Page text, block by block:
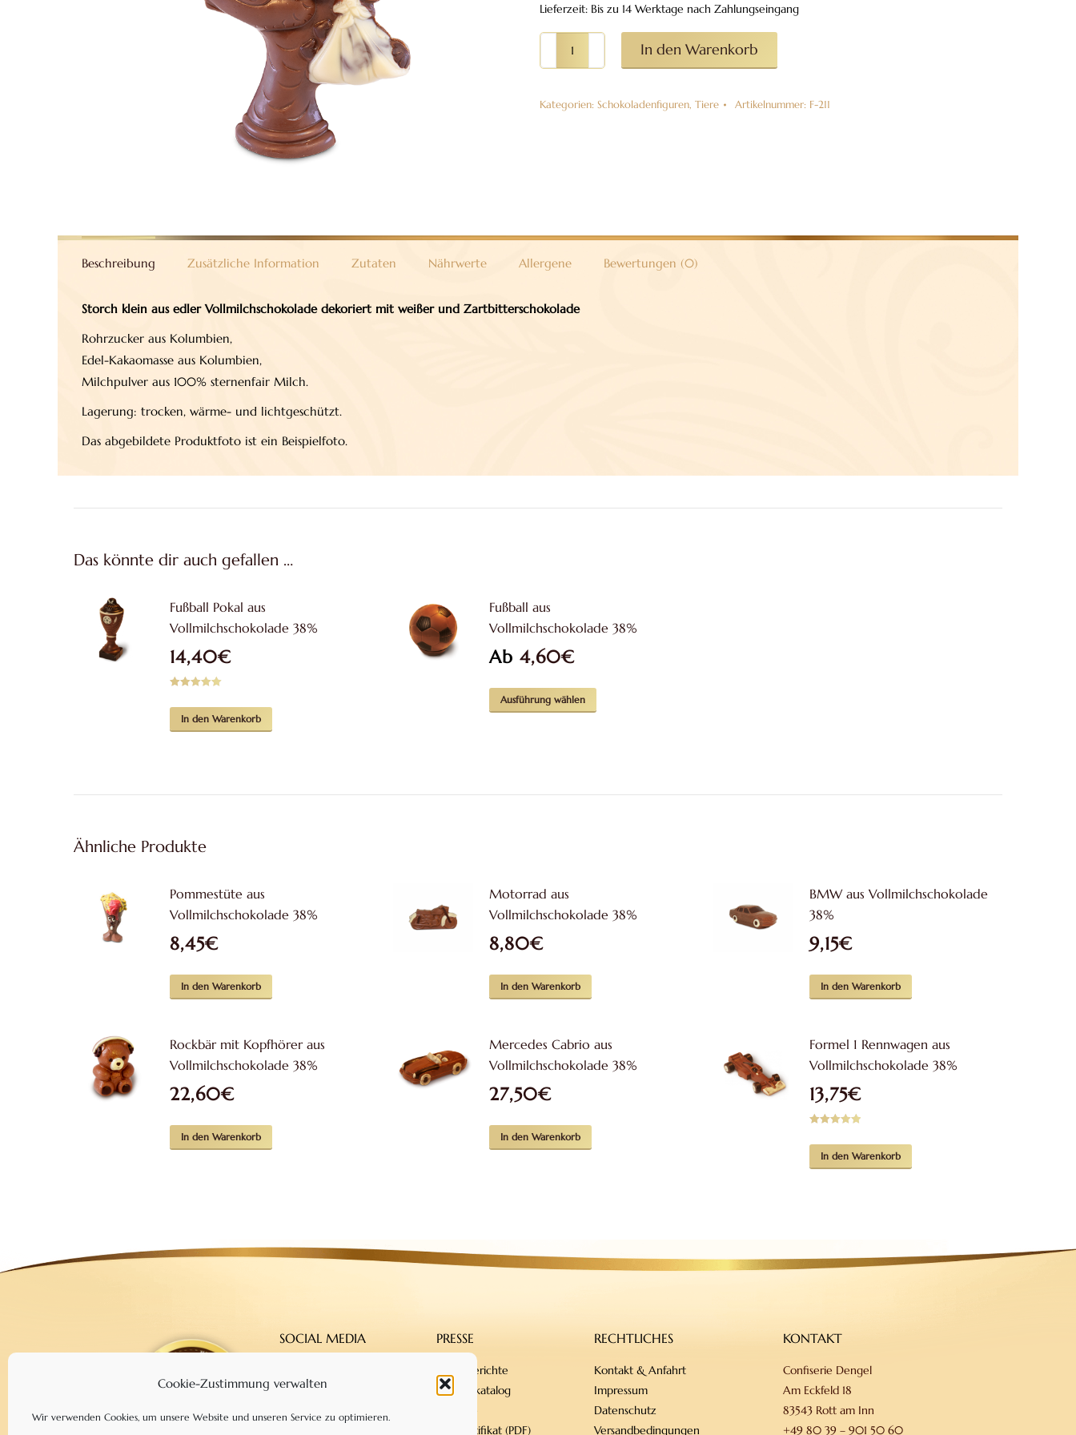
Cookie-Zustimmung verwalten
Wir verwenden Cookies, um unsere Website und unseren Service zu optimieren.
Lieferzeit: Bis zu 14 Werktage nach Zahlungseingang
Storch
klein
Vollmilchschokolade
In den Warenkorb
Kategorien: Schokoladenfiguren, Tiere Artikelnummer: F-211
Beschreibung Zusätzliche Information Zutaten Nährwerte Allergene Bewertungen (0)
Storch klein aus edler Vollmilchschokolade dekoriert mit weißer und Zartbitterschokolade
Rohrzucker aus Kolumbien,
Edel-Kakaomasse aus Kolumbien,
Milchpulver aus 100% sternenfair Milch.
Lagerung: trocken, wärme- und lichtgeschützt.
Das abgebildete Produktfoto ist ein Beispielfoto.
Das könnte dir auch gefallen …
Fußball Pokal aus
Vollmilchschokolade 38%
14,40€
5.00von 5
In den Warenkorb
Fußball aus
Vollmilchschokolade 38%
Ab 4,60€
Ausführung wählen
der
Ähnliche Produkte
Pommestüte aus
Vollmilchschokolade 38%
8,45€
In den Warenkorb
Motorrad aus
Vollmilchschokolade 38%
8,80€
In den Warenkorb
BMW aus Vollmilchschokolade
38%
9,15€
In den Warenkorb
Rockbär mit Kopfhörer aus
Vollmilchschokolade 38%
22,60€
In den Warenkorb
Mercedes Cabrio aus
Vollmilchschokolade 38%
27,50€
In den Warenkorb
Formel 1 Rennwagen aus
Vollmilchschokolade 38%
13,75€
5.00von 5
In den Warenkorb
SOCIAL MEDIA
Instagram
YouTube
PRESSE
Presseberichte
Produktkatalog
Bio-Zertifikat (PDF)
RECHTLICHES
Kontakt & Anfahrt
Impressum
Datenschutz
Versandbedingungen
KONTAKT
Confiserie Dengel
Am Eckfeld 18
83543 Rott am Inn
+49 80 39 – 901 50 60